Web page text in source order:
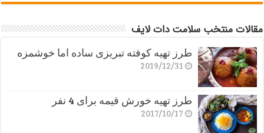
مقالات منتخب سلامت دات لایف
طرز تهیه کوفته تبریزی ساده اما خوشمزه
2019/12/31
طرز تهیه خورش قیمه برای 4 نفر
2017/10/17